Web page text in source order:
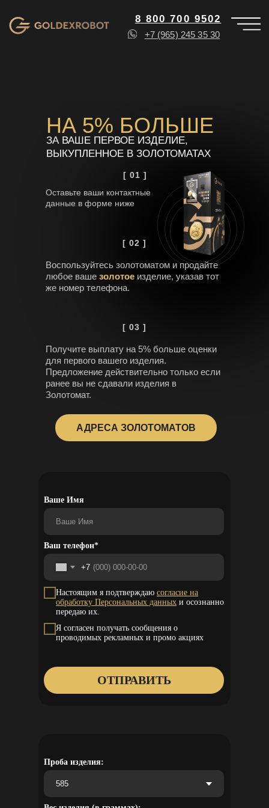
8 800 700 9502
+7 (965) 245 35 30
НА 5% БОЛЬШЕ
ЗА ВАШЕ ПЕРВОЕ ИЗДЕЛИЕ,
ВЫКУПЛЕННОЕ В ЗОЛОТОМАТАХ
Оставьте ваши контактные
данные в форме ниже
[ 01 ]
[ 02 ]
Воспользуйтесь золотоматом и продайте
любое ваше золотое изделие, указав тот
же номер телефона.
Получите выплату на 5% больше оценки
для первого вашего изделия.
Предложение действительно только если
ранее вы не сдавали изделия в
Золотомат.
[ 03 ]
АДРЕСА ЗОЛОТОМАТОВ
Ваше Имя
Ваш телефон*
+7
Настоящим я подтверждаю согласие на
обработку Персональных данных и осознанно
передаю их.
Я согласен получать сообщения о
проводимых рекламных и промо акциях
ОТПРАВИТЬ
Проба изделия: